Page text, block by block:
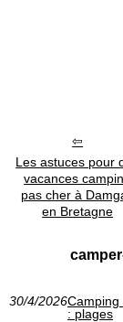
Les astuces pour
vacances
pas cher à
en Bretagne
30/4/2026Camping
: plages